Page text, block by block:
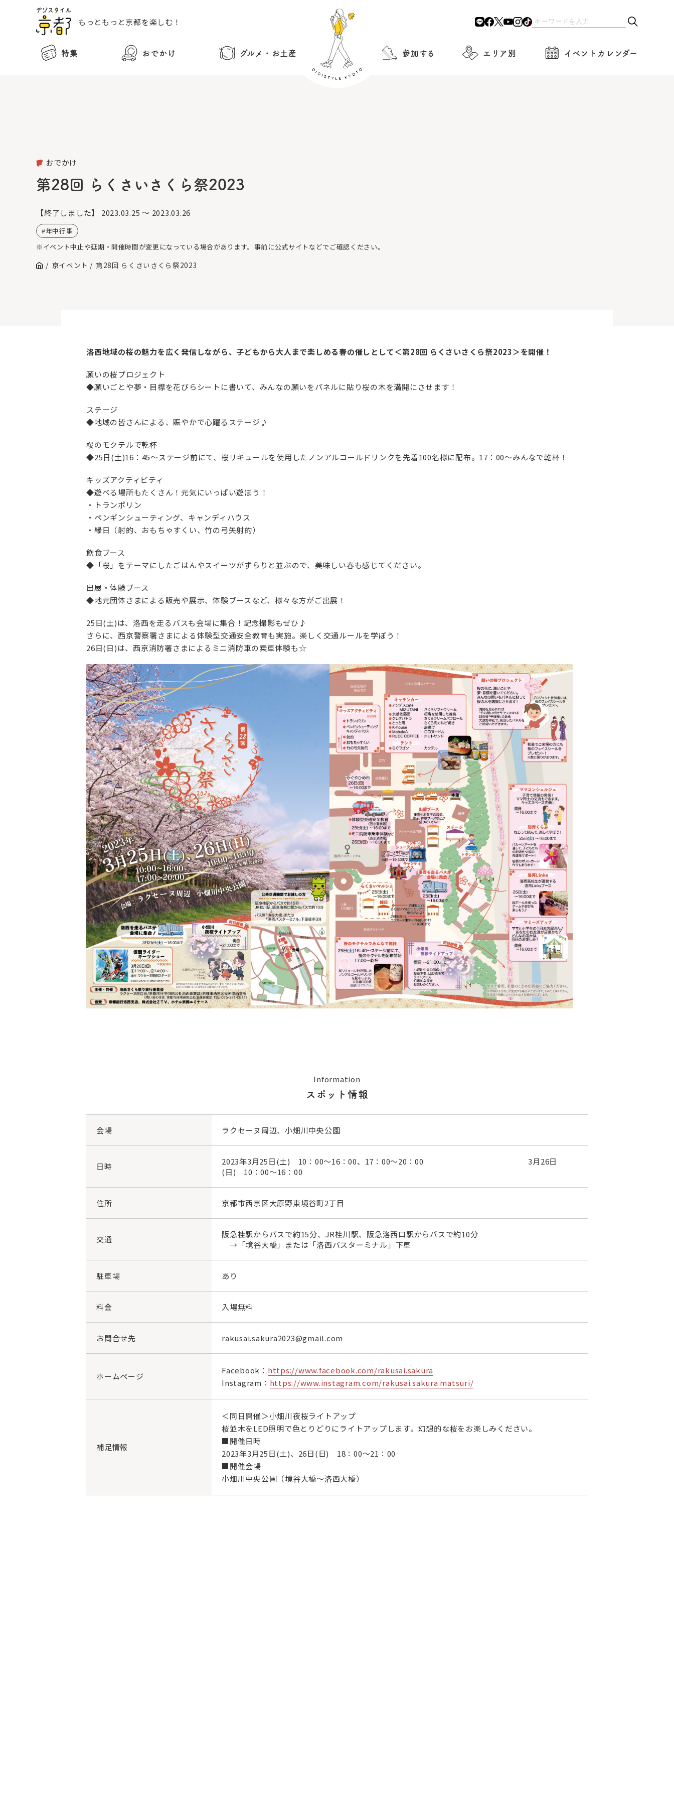
もっともっと京都を楽しむ！
特集 おでかけ グルメ・お土産 参加する エリア別 イベントカレンダー
おでかけ
第28回 らくさいさくら祭2023
【終了しました】 2023.03.25 ～ 2023.03.26
年中行事
※イベント中止や延期・開催時間が変更になっている場合があります。事前に公式サイトなどでご確認ください。
京イベント 第28回 らくさいさくら祭2023
洛西地域の桜の魅力を広く発信しながら、子どもから大人まで楽しめる春の催しとして＜第28回 らくさいさくら祭2023＞を開催！
願いの桜プロジェクト
◆願いごとや夢・目標を花びらシートに書いて、みんなの願いをパネルに貼り桜の木を満開にさせます！
ステージ
◆地域の皆さんによる、賑やかで心躍るステージ♪
桜のモクテルで乾杯
◆25日(土)16：45～ステージ前にて、桜リキュールを使用したノンアルコールドリンクを先着100名様に配布。17：00～みんなで乾杯！
キッズアクティビティ
◆遊べる場所もたくさん！元気にいっぱい遊ぼう！
・トランポリン
・ペンギンシューティング、キャンディハウス
・縁日（射的、おもちゃすくい、竹の弓矢射的）
飲食ブース
◆「桜」をテーマにしたごはんやスイーツがずらりと並ぶので、美味しい春も感じてください。
出展・体験ブース
◆地元団体さまによる販売や展示、体験ブースなど、様々な方がご出展！
25日(土)は、洛西を走るバスも会場に集合！記念撮影もぜひ♪
さらに、西京警察署さまによる体験型交通安全教育も実施。楽しく交通ルールを学ぼう！
26日(日)は、西京消防署さまによるミニ消防車の乗車体験も☆
Information
スポット情報
会場 ラクセーヌ周辺、小畑川中央公園
日時
2023年3月25日(土) 10：00～16：00、17：00～20：00 3月26日
(日) 10：00～16：00
住所 京都市西京区大原野東境谷町2丁目
交通
阪急桂駅からバスで約15分、JR桂川駅、阪急洛西口駅からバスで約10分
→「境谷大橋」または「洛西バスターミナル」下車
駐車場 あり
料金 入場無料
お問合せ先 rakusai.sakura2023@gmail.com
ホームページ
Facebook： https://www.facebook.com/rakusai.sakura
Instagram： https://www.instagram.com/rakusai.sakura.matsuri/
補足情報
＜同日開催＞小畑川夜桜ライトアップ
桜並木をLED照明で色とりどりにライトアップします。幻想的な桜をお楽しみください。
■開催日時
2023年3月25日(土)、26日(日) 18：00～21：00
■開催会場
小畑川中央公園（境谷大橋～洛西大橋）